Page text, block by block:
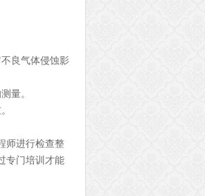
良气体侵蚀影
量。
师进行检查整
专门培训才能